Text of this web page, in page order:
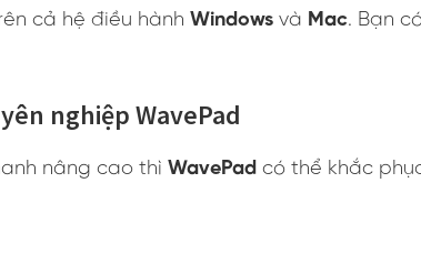
cả hệ điều hành Windows và Mac. Bạn
nghiệpWavePad
nâng cao thì WavePad có thể khắc